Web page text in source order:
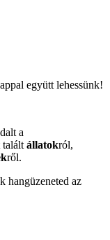
együtt lehessünk!
a
talált állatokról,
ről.
hangüzeneted az